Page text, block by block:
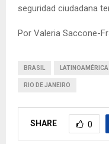
seguridad ciudadana
Por Valeria Saccone-
BRASIL LATINOAMÉRICA
RIO DE JANEIRO
SHARE 0